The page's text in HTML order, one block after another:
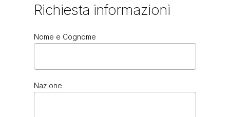
Richiesta informazioni
Nome e Cognome
Nazione